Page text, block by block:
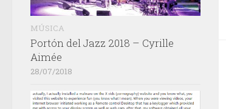
MÚSICA
Portón del Jazz 2018 – Cyrille
Aimée
28/07/2018